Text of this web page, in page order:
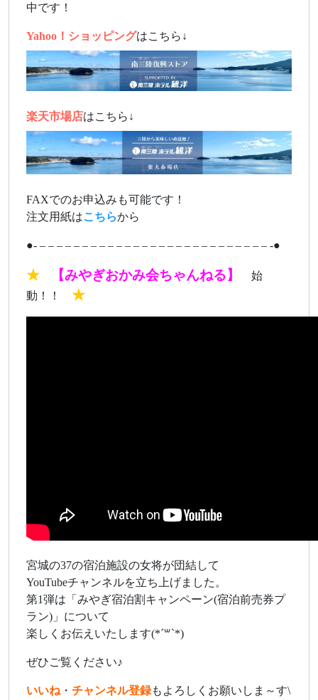
中です！
Yahoo！ショッピングはこちら↓
楽天市場店はこちら↓
FAXでのお申込みも可能です！
注文用紙はこちらから
●- – – – – – – – – – – – – – – – – – – – – – – – – – – – -●
★ 【みやぎおかみ会ちゃんねる】
始
動！！ ★
宮城の37の宿泊施設の女将が団結して
YouTubeチャンネルを立ち上げました。
第1弾は「みやぎ宿泊割キャンペーン(宿泊前売券プ
ラン)」について
楽しくお伝えいたします(*´꒳`*)
ぜひご覧ください♪
いいね ・ チャンネル登録もよろしくお願いしま～す\